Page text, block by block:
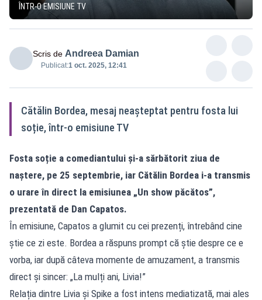
ÎNTR-O EMISIUNE TV
Scris de Andreea Damian
Publicat:1 oct. 2025, 12:41
Cătălin Bordea, mesaj neașteptat pentru fosta lui
soție, într-o emisiune TV
Fosta soție a comediantului și-a sărbătorit ziua de
naștere, pe 25 septembrie, iar Cătălin Bordea i-a transmis
o urare în direct la emisiunea „Un show păcătos”,
prezentată de Dan Capatos.
În emisiune, Capatos a glumit cu cei prezenți, întrebând cine
știe ce zi este. Bordea a răspuns prompt că știe despre ce e
vorba, iar după câteva momente de amuzament, a transmis
direct și sincer: „La mulți ani, Livia!”
Relația dintre Livia și Spike a fost intens mediatizată, mai ales